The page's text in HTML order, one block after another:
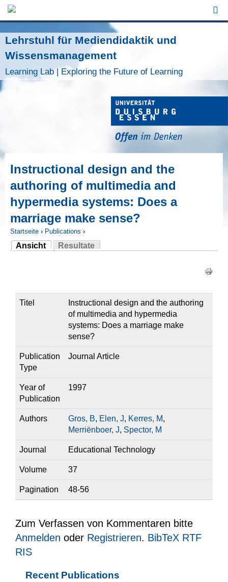
Jump to Navigation
Lehrstuhl für Mediendidaktik und
Wissensmanagement
Learning Lab | Exploring the Future of Learning
Instructional design and the
authoring of multimedia and
hypermedia systems: Does a
marriage make sense?
Sie sind hier
Startseite › Publications ›
Ansicht
(aktiver Reiter)
Resultate
Titel
Instructional design and the authoring
of multimedia and hypermedia
systems: Does a marriage make
sense?
Publication
Type
Journal Article
Year of
Publication
1997
Authors Gros, B, Elen, J, Kerres, M,
Merriënboer, J, Spector, M
Journal Educational Technology
Volume 37
Pagination 48-56
Zum Verfassen von Kommentaren bitte
Anmelden oder Registrieren. BibTeX RTF
RIS
Recent Publications